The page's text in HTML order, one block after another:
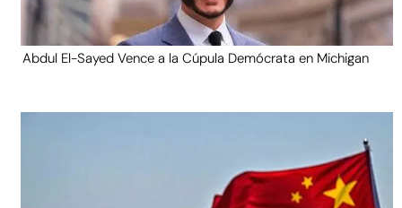
Abdul El-Sayed Vence a la Cúpula Demócrata en Michigan